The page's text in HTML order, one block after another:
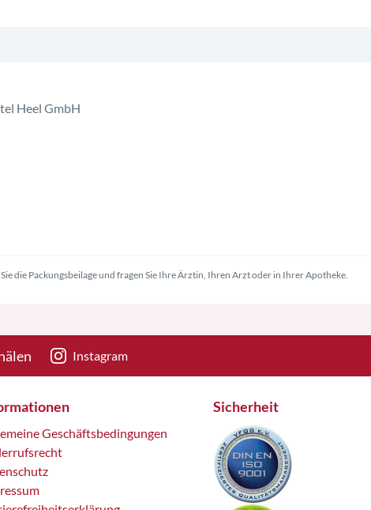
Heel GmbH
die Packungsbeilage und fragen Sie Ihre Ärztin, Ihren Arzt oder in Ihrer Apotheke.
Instagram
Geschäftsbedingungen
Sicherheit